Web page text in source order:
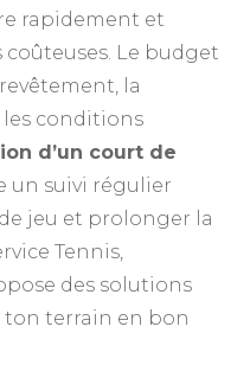
rapidement et
Le budget
la
conditions
d’un court de
un suivi régulier
jeu et prolonger la
Tennis,
des solutions
terrain en bon